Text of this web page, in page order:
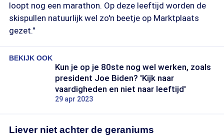
loopt nog een marathon. Op deze leeftijd worden de
skispullen natuurlijk wel zo'n beetje op Marktplaats
gezet."
BEKIJK OOK
Kun je op je 80ste nog wel werken, zoals
president Joe Biden? 'Kijk naar
vaardigheden en niet naar leeftijd'
29 apr 2023
Liever niet achter de geraniums